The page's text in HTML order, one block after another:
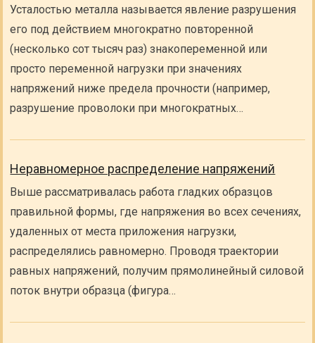
Усталостью металла называется явление разрушения
его под действием многократно повторенной
(несколько сот тысяч раз) знакопеременной или
просто переменной нагрузки при значениях
напряжений ниже предела прочности (например,
разрушение проволоки при многократных…
Неравномерное распределение напряжений
Выше рассматривалась работа гладких образцов
правильной формы, где напряжения во всех сечениях,
удаленных от места приложения нагрузки,
распределялись равномерно. Проводя траектории
равных напряжений, получим прямолинейный силовой
поток внутри образца (фигура…